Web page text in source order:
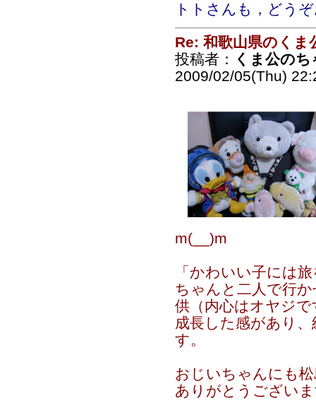
トトさんも，どう
Re: 和歌山県のくま
投稿者：
くま公の
2009/02/05(Thu)
m(__)m
「かわいい子には
ちゃんと二人で行
供（内心はオヤジ
成長した感があり
す。
おじいちゃんにも
ありがとうござい